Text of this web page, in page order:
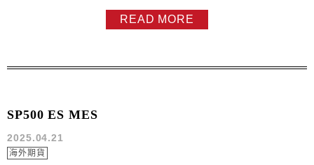
1,000股，增減1股為單位而每個月可扣款的天數較多 有 九天
再來我們也是國內少數提供 台股與美股&...
READ MORE
SP500 ES MES
2025.04.21
海外期貨